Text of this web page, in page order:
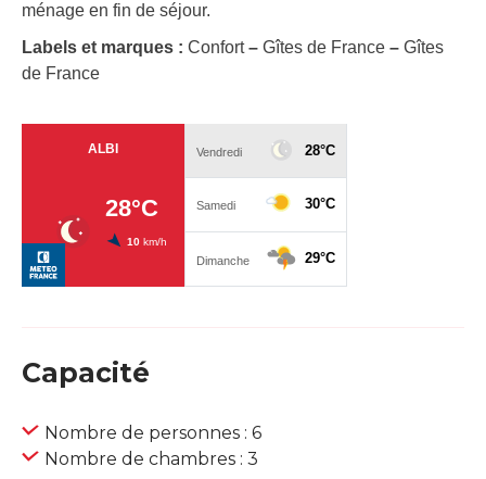
ménage en fin de séjour.
Labels et marques : Confort– Gîtes de France – Gîtes
de France
Capacité
Nombre de personnes : 6
Nombre de chambres : 3